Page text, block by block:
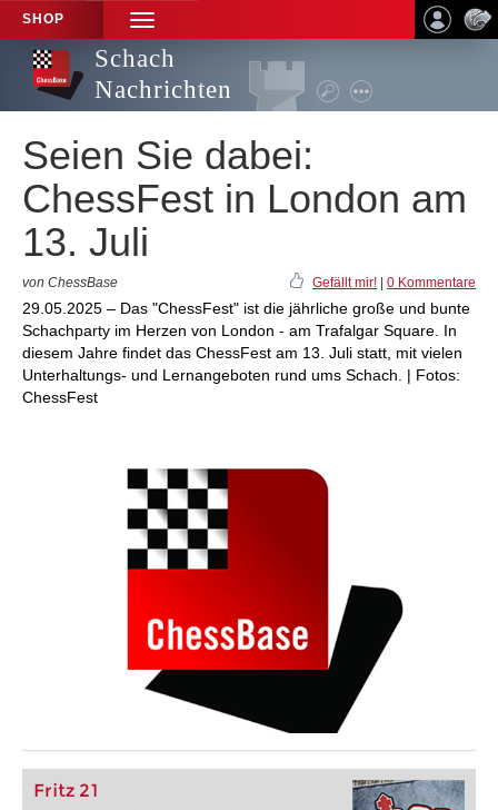
SHOP
TOGGLE
NAVIGATION
Schach
Nachrichten
Seien Sie dabei:
ChessFest in London am
13. Juli
von ChessBase Gefällt mir! 0 Kommentare
29.05.2025 – Das "ChessFest" ist die jährliche große und bunte
Schachparty im Herzen von London - am Trafalgar Square. In
diesem Jahre findet das ChessFest am 13. Juli statt, mit vielen
Unterhaltungs- und Lernangeboten rund ums Schach. | Fotos:
ChessFest
Fritz 21